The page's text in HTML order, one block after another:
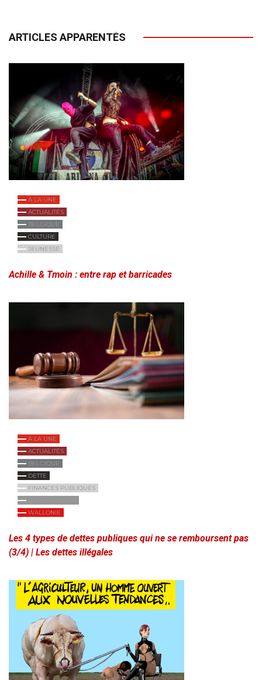
ARTICLES APPARENTÉS
À LA UNE
ACTUALITÉS
BELGIQUE
CULTURE
JEUNESSE
Achille & Tmoin : entre rap et barricades
À LA UNE
ACTUALITÉS
BELGIQUE
DETTE
FINANCES PUBLIQUES
WALLONIE
Les 4 types de dettes publiques qui ne se remboursent pas
(3/4) | Les dettes illégales